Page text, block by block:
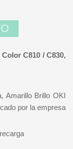
C810 / C830,
Amarillo Brillo OKI
por la empresa